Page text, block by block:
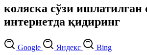
коляска сўзи ишлатилган
интернетда қидиринг
Google Яндекс Bing